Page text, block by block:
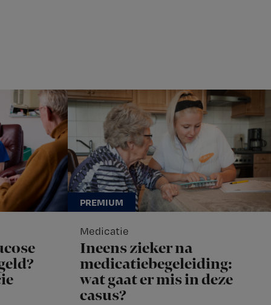
Medicatie
Ineens zieker na
medicatiebegeleiding:
wat gaat er mis in deze
casus?